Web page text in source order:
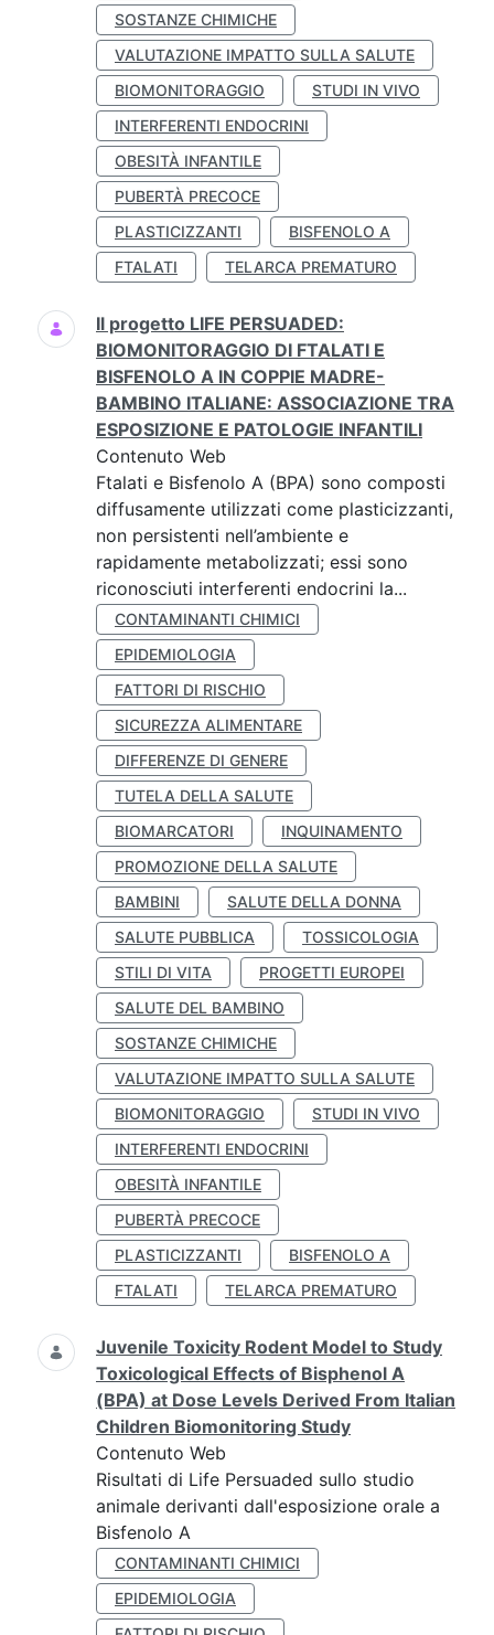
SOSTANZE CHIMICHE
VALUTAZIONE IMPATTO SULLA SALUTE
BIOMONITORAGGIO
STUDI IN VIVO
INTERFERENTI ENDOCRINI
OBESITÀ INFANTILE
PUBERTÀ PRECOCE
PLASTICIZZANTI
BISFENOLO A
FTALATI
TELARCA PREMATURO
Il progetto LIFE PERSUADED:
BIOMONITORAGGIO DI FTALATI E
BISFENOLO A IN COPPIE MADRE-
BAMBINO ITALIANE: ASSOCIAZIONE TRA
ESPOSIZIONE E PATOLOGIE INFANTILI
Contenuto Web
Ftalati e Bisfenolo A (BPA) sono composti
diffusamente utilizzati come plasticizzanti,
non persistenti nell’ambiente e
rapidamente metabolizzati; essi sono
riconosciuti interferenti endocrini la...
CONTAMINANTI CHIMICI
EPIDEMIOLOGIA
FATTORI DI RISCHIO
SICUREZZA ALIMENTARE
DIFFERENZE DI GENERE
TUTELA DELLA SALUTE
BIOMARCATORI
INQUINAMENTO
PROMOZIONE DELLA SALUTE
BAMBINI
SALUTE DELLA DONNA
SALUTE PUBBLICA
TOSSICOLOGIA
STILI DI VITA
PROGETTI EUROPEI
SALUTE DEL BAMBINO
SOSTANZE CHIMICHE
VALUTAZIONE IMPATTO SULLA SALUTE
BIOMONITORAGGIO
STUDI IN VIVO
INTERFERENTI ENDOCRINI
OBESITÀ INFANTILE
PUBERTÀ PRECOCE
PLASTICIZZANTI
BISFENOLO A
FTALATI
TELARCA PREMATURO
Juvenile Toxicity Rodent Model to Study
Toxicological Effects of Bisphenol A
(BPA) at Dose Levels Derived From Italian
Children Biomonitoring Study
Contenuto Web
Risultati di Life Persuaded sullo studio
animale derivanti dall'esposizione orale a
Bisfenolo A
CONTAMINANTI CHIMICI
EPIDEMIOLOGIA